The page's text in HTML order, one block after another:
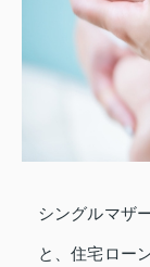
シングルマザ
と、住宅ロー